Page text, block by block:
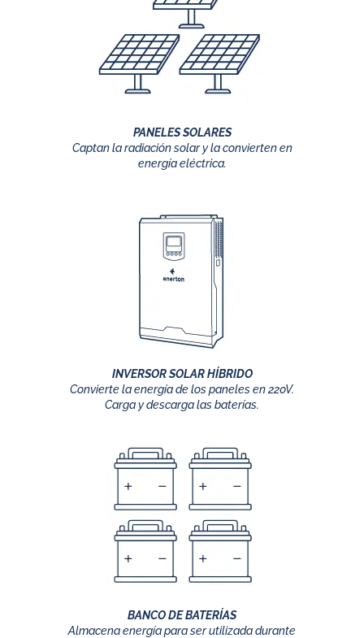
PANELES SOLARES
Captan la radiación solar y la convierten en
energía eléctrica.
INVERSOR SOLAR HÍBRIDO
Convierte la energía de los paneles en 220V.
Carga y descarga las baterías.
BANCO DE BATERÍAS
Almacena energía para ser utilizada durante